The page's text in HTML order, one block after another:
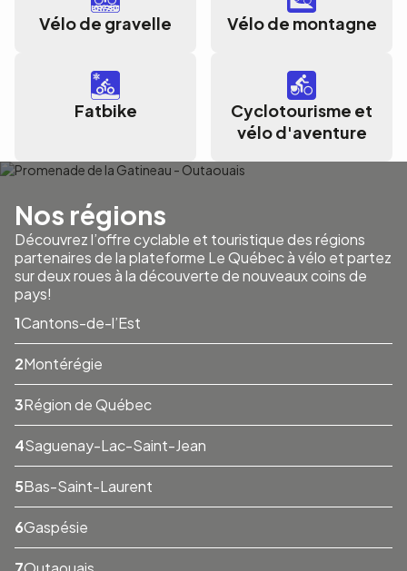
Vélo de gravelle Vélo de montagne
Fatbike
Cyclotourisme et
vélo d'aventure
Nos régions
Découvrez l’offre cyclable et touristique des régions
partenaires de la plateforme Le Québec à vélo et partez
sur deux roues à la découverte de nouveaux coins de
pays!
Cantons-de-l’Est
Montérégie
Région de Québec
Saguenay-Lac-Saint-Jean
Bas-Saint-Laurent
Gaspésie